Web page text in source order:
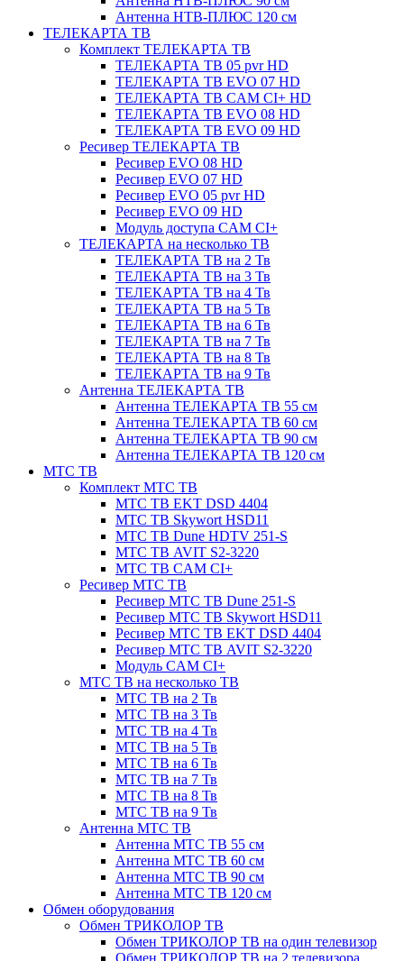
Антенна НТВ-ПЛЮС 120 см
ТЕЛЕКАРТА ТВ
Комплект ТЕЛЕКАРТА ТВ
ТЕЛЕКАРТА ТВ 05 pvr HD
ТЕЛЕКАРТА ТВ EVO 07 HD
ТЕЛЕКАРТА ТВ CAM CI+ HD
ТЕЛЕКАРТА ТВ EVO 08 HD
ТЕЛЕКАРТА ТВ EVO 09 HD
Ресивер ТЕЛЕКАРТА ТВ
Ресивер EVO 08 HD
Ресивер EVO 07 HD
Ресивер EVO 05 pvr HD
Ресивер EVO 09 HD
Модуль доступа CAM CI+
ТЕЛЕКАРТА на несколько ТВ
ТЕЛЕКАРТА ТВ на 2 Тв
ТЕЛЕКАРТА ТВ на 3 Тв
ТЕЛЕКАРТА ТВ на 4 Тв
ТЕЛЕКАРТА ТВ на 5 Тв
ТЕЛЕКАРТА ТВ на 6 Тв
ТЕЛЕКАРТА ТВ на 7 Тв
ТЕЛЕКАРТА ТВ на 8 Тв
ТЕЛЕКАРТА ТВ на 9 Тв
Антенна ТЕЛЕКАРТА ТВ
Антенна ТЕЛЕКАРТА ТВ 55 см
Антенна ТЕЛЕКАРТА ТВ 60 см
Антенна ТЕЛЕКАРТА ТВ 90 см
Антенна ТЕЛЕКАРТА ТВ 120 см
МТС ТВ
Комплект МТС ТВ
МТС ТВ EKT DSD 4404
МТС ТВ Skywort HSD11
МТС ТВ Dune HDTV 251-S
МТС ТВ AVIT S2-3220
МТС ТВ CAM CI+
Ресивер МТС ТВ
Ресивер МТС ТВ Dune 251-S
Ресивер МТС ТВ Skywort HSD11
Ресивер МТС ТВ EKT DSD 4404
Ресивер МТС ТВ AVIT S2-3220
Модуль CAM CI+
МТС ТВ на несколько ТВ
МТС ТВ на 2 Тв
МТС ТВ на 3 Тв
МТС ТВ на 4 Тв
МТС ТВ на 5 Тв
МТС ТВ на 6 Тв
МТС ТВ на 7 Тв
МТС ТВ на 8 Тв
МТС ТВ на 9 Тв
Антенна МТС ТВ
Антенна МТС ТВ 55 см
Антенна МТС ТВ 60 см
Антенна МТС ТВ 90 см
Антенна МТС ТВ 120 см
Обмен оборудования
Обмен ТРИКОЛОР ТВ
Обмен ТРИКОЛОР ТВ на один телевизор
Обмен ТРИКОЛОР ТВ на 2 телевизора